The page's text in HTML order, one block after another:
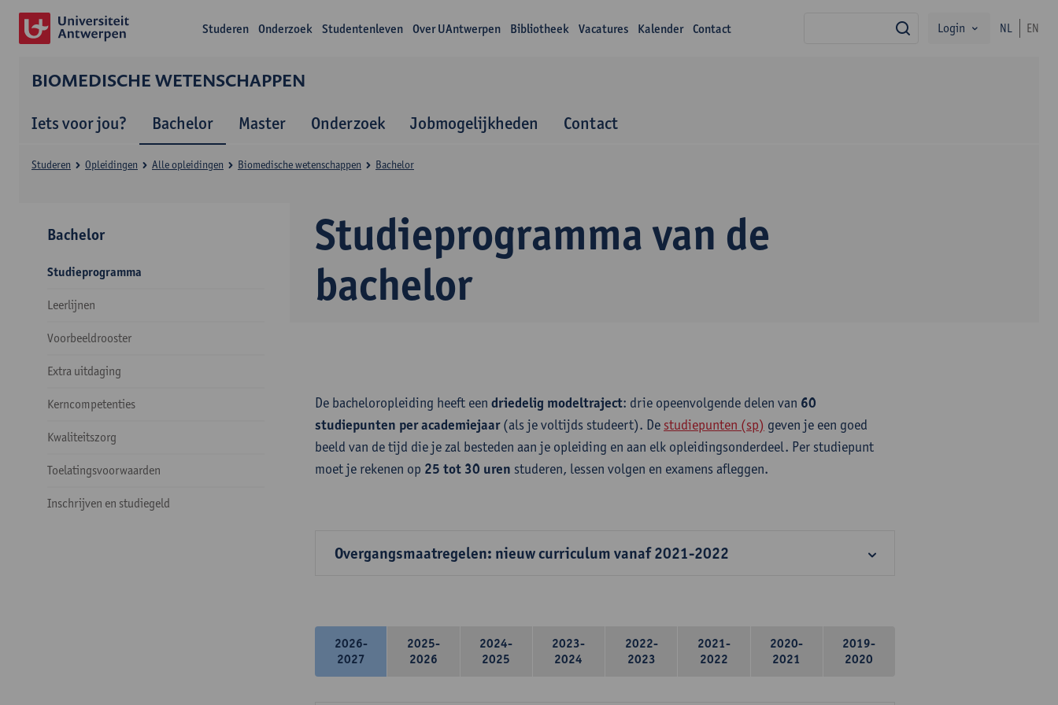
Studeren Onderzoek Studentenleven Over UAntwerpen Bibliotheek Vacatures Kalender Contact zoekLogin NL EN
BIOMEDISCHE WETENSCHAPPEN
Iets voor jou? Bachelor Master Onderzoek Jobmogelijkheden Contact
Studieprogramma van de
bachelor
Studeren Opleidingen Alle opleidingen Biomedische wetenschappen Bachelor
Bachelor
Studieprogramma
Leerlijnen
Voorbeeldrooster
Extra uitdaging
Kerncompetenties
Kwaliteitszorg
Toelatingsvoorwaarden
Inschrijven en studiegeld
De bacheloropleiding heeft een driedelig modeltraject: drie opeenvolgende delen van 60
studiepunten per academiejaar(als je voltijds studeert). De studiepunten (sp) geven je een goed
beeld van de tijd die je zal besteden aan je opleiding en aan elk opleidingsonderdeel. Per studiepunt
moet je rekenen op 25 tot 30 uren studeren, lessen volgen en examens afleggen.
Overgangsmaatregelen: nieuw curriculum vanaf 2021-2022
2026-
2027
2025-
2026
2024-
2025
2023-
2024
2022-
2023
2021-
2022
2020-
2021
2019-
2020